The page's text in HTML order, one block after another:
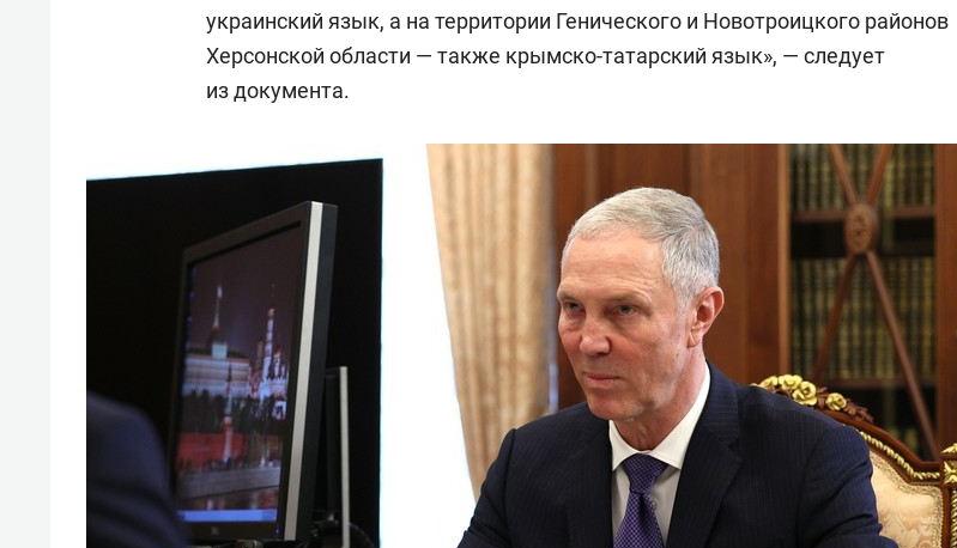
украинский язык, а на территории Генического и Новотроицкого районов
Херсонской области — также крымско-татарский язык», — следует
из документа.
состоянием